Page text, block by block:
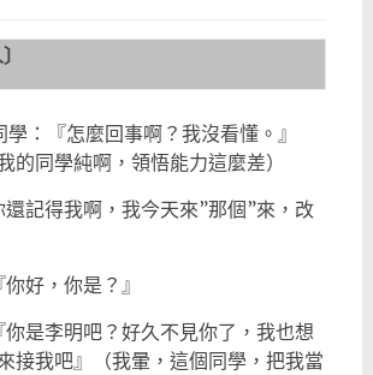
：『怎麼回事啊？我沒看懂。』
的同學純啊，領悟能力這麼差）
還記得我啊，我今天來”那個”來，改
好，你是？』
你是李明吧？好久不見你了，我也想
接我吧』（我暈，這個同學，把我當